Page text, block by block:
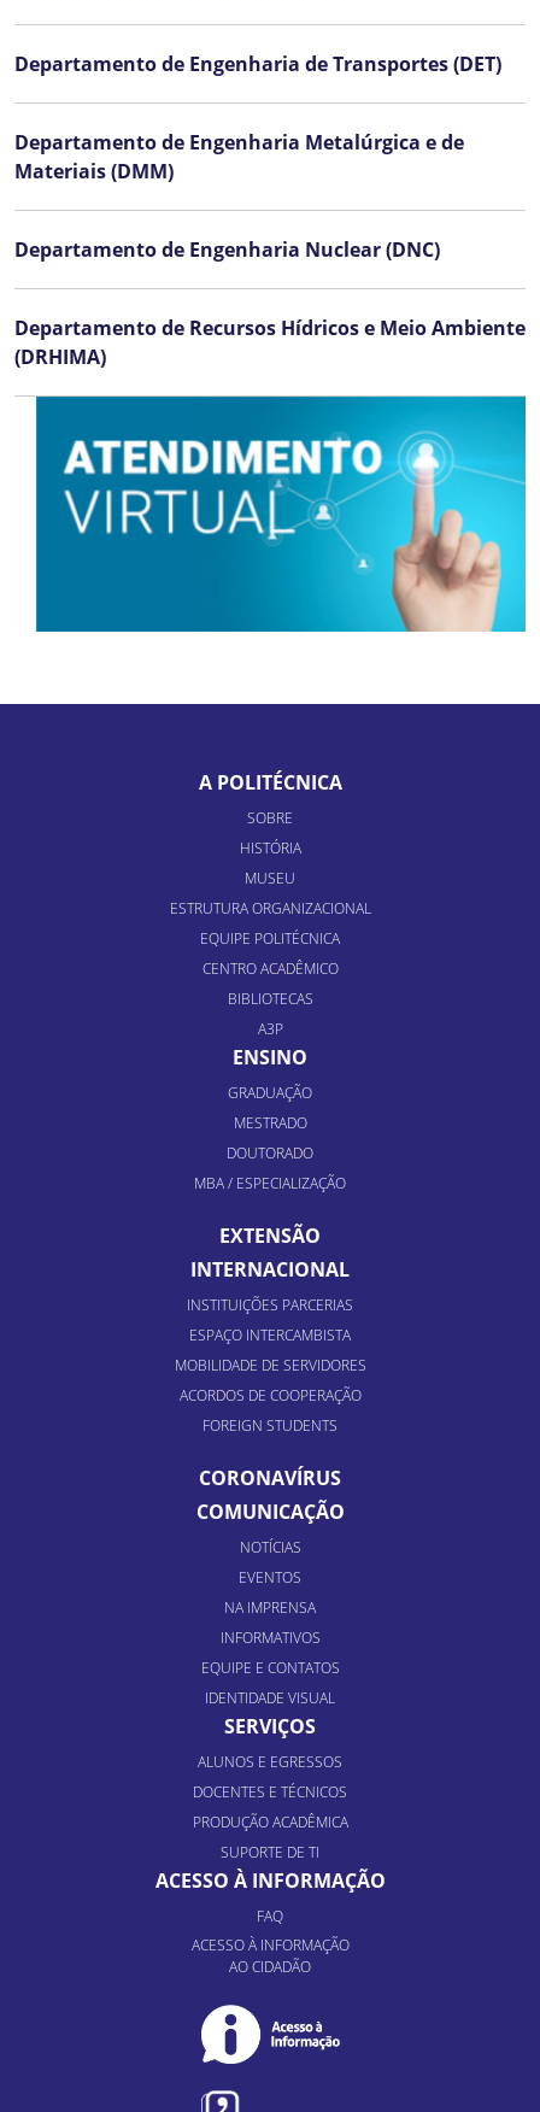
Departamento de Engenharia de Transportes (DET)
Departamento de Engenharia Metalúrgica e de
Materiais (DMM)
Departamento de Engenharia Nuclear (DNC)
Departamento de Recursos Hídricos e Meio Ambiente
(DRHIMA)
A POLITÉCNICA
SOBRE
HISTÓRIA
MUSEU
ESTRUTURA ORGANIZACIONAL
EQUIPE POLITÉCNICA
CENTRO ACADÊMICO
BIBLIOTECAS
A3P
ENSINO
GRADUAÇÃO
MESTRADO
DOUTORADO
MBA / ESPECIALIZAÇÃO
EXTENSÃO
INTERNACIONAL
INSTITUIÇÕES PARCERIAS
ESPAÇO INTERCAMBISTA
MOBILIDADE DE SERVIDORES
ACORDOS DE COOPERAÇÃO
FOREIGN STUDENTS
CORONAVÍRUS
COMUNICAÇÃO
NOTÍCIAS
EVENTOS
NA IMPRENSA
INFORMATIVOS
EQUIPE E CONTATOS
IDENTIDADE VISUAL
SERVIÇOS
ALUNOS E EGRESSOS
DOCENTES E TÉCNICOS
PRODUÇÃO ACADÊMICA
SUPORTE DE TI
ACESSO À INFORMAÇÃO
FAQ
ACESSO À INFORMAÇÃO
AO CIDADÃO